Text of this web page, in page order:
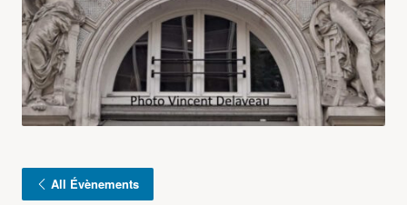
All Évènements